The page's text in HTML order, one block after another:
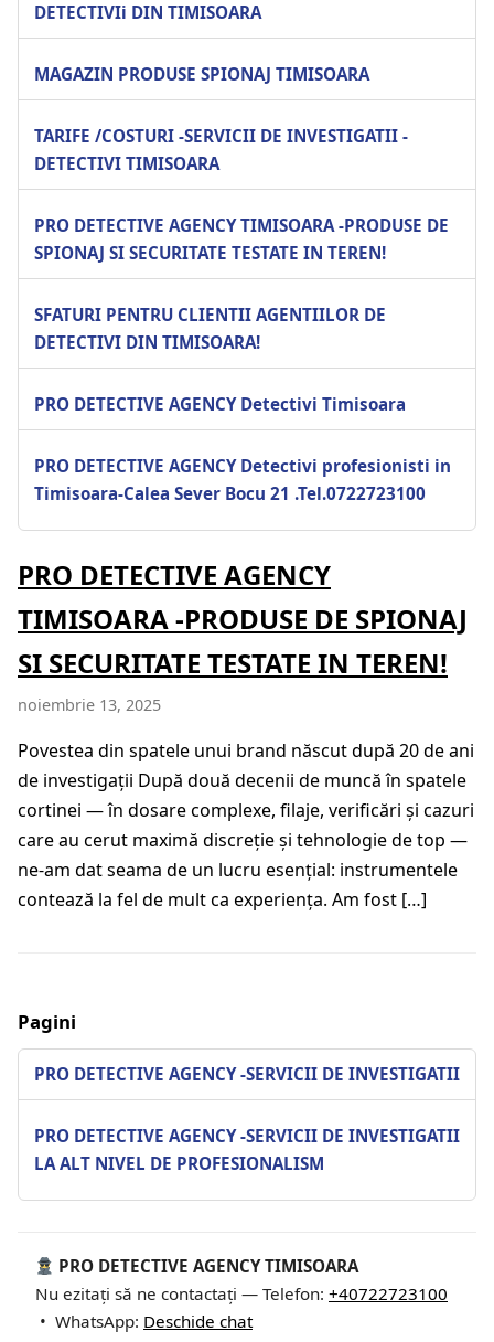
DETECTIVIi DIN TIMISOARA
MAGAZIN PRODUSE SPIONAJ TIMISOARA
TARIFE /COSTURI -SERVICII DE INVESTIGATII -
DETECTIVI TIMISOARA
PRO DETECTIVE AGENCY TIMISOARA -PRODUSE DE
SPIONAJ SI SECURITATE TESTATE IN TEREN!
SFATURI PENTRU CLIENTII AGENTIILOR DE
DETECTIVI DIN TIMISOARA!
PRO DETECTIVE AGENCY Detectivi Timisoara
PRO DETECTIVE AGENCY Detectivi profesionisti in
Timisoara-Calea Sever Bocu 21 .Tel.0722723100
PRO DETECTIVE AGENCY
TIMISOARA -PRODUSE DE SPIONAJ
SI SECURITATE TESTATE IN TEREN!
noiembrie 13, 2025
Povestea din spatele unui brand născut după 20 de ani
de investigații După două decenii de muncă în spatele
cortinei — în dosare complexe, filaje, verificări și cazuri
care au cerut maximă discreție și tehnologie de top —
ne-am dat seama de un lucru esențial: instrumentele
contează la fel de mult ca experiența. Am fost […]
Pagini
PRO DETECTIVE AGENCY -SERVICII DE INVESTIGATII
PRO DETECTIVE AGENCY -SERVICII DE INVESTIGATII
LA ALT NIVEL DE PROFESIONALISM
PRO DETECTIVE AGENCY TIMISOARA
Nu ezitați să ne contactați — Telefon: +40722723100
• WhatsApp: Deschide chat